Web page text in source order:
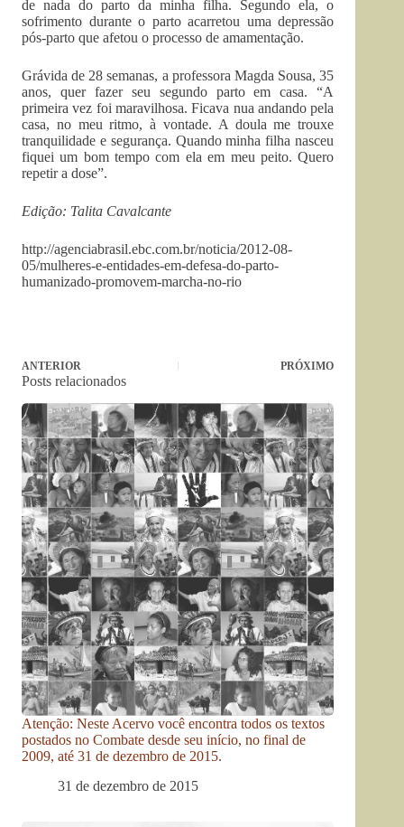
de nada do parto da minha filha. Segundo ela, o
sofrimento durante o parto acarretou uma depressão
pós-parto que afetou o processo de amamentação.
Grávida de 28 semanas, a professora Magda Sousa, 35
anos, quer fazer seu segundo parto em casa. “A
primeira vez foi maravilhosa. Ficava nua andando pela
casa, no meu ritmo, à vontade. A doula me trouxe
tranquilidade e segurança. Quando minha filha nasceu
fiquei um bom tempo com ela em meu peito. Quero
repetir a dose”.
Edição: Talita Cavalcante
http://agenciabrasil.ebc.com.br/noticia/2012-08-
05/mulheres-e-entidades-em-defesa-do-parto-
humanizado-promovem-marcha-no-rio
ANTERIOR PRÓXIMO
Posts relacionados
Atenção: Neste Acervo você encontra todos os textos
postados no Combate desde seu início, no final de
2009, até 31 de dezembro de 2015.
31 de dezembro de 2015